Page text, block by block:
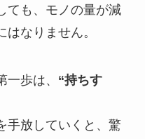
ても、モノの量が減
なりません。
歩は、 “持ちす
手放していくと、驚